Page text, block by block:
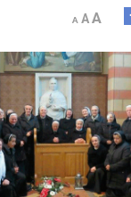
A AA